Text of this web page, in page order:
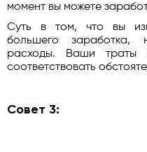
момент вы можете
Суть в том, что вы
большего
расходы. Ваши траты
соответствовать
Совет 3: